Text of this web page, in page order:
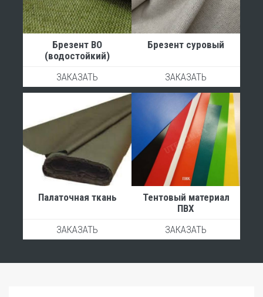
Брезент ВО
(водостойкий)
ЗАКАЗАТЬ
Брезент суровый
ЗАКАЗАТЬ
Палаточная ткань
ЗАКАЗАТЬ
Тентовый материал
ПВХ
ЗАКАЗАТЬ